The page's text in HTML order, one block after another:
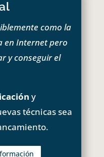
como la
en Internet pero
y conseguir el
y
técnicas sea